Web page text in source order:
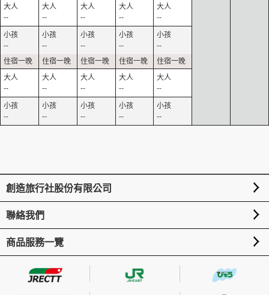
--
--
--
--
--
--
--
--
--
--
--
--
--
--
--
--
--
--
--
--
創造旅行社股份有限公司
聯絡我們
商品服務一覽